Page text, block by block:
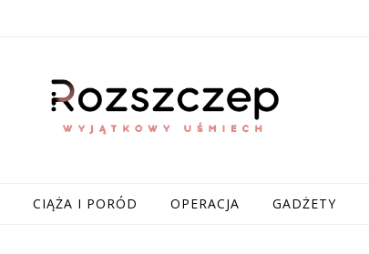
CIĄŻA I PORÓD OPERACJA GADŻETY